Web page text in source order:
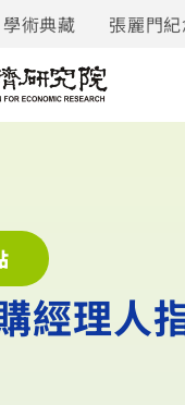
學術典藏 張麗門
經理人